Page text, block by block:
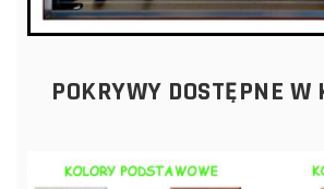
POKRYWY DOSTĘPNE W